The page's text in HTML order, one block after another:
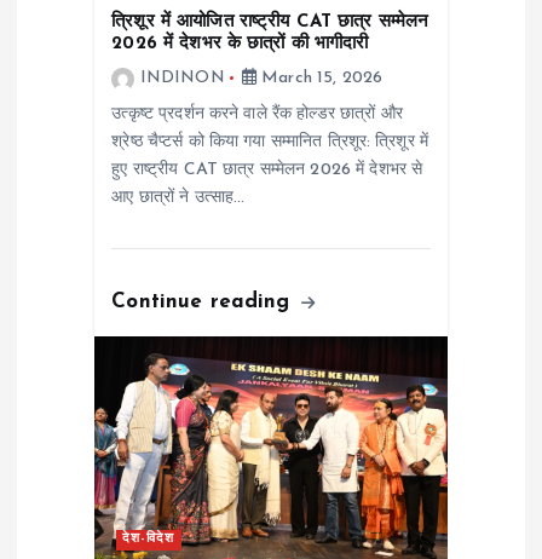
त्रिशूर में आयोजित राष्ट्रीय CAT छात्र सम्मेलन
2026 में देशभर के छात्रों की भागीदारी
INDINON
March 15, 2026
उत्कृष्ट प्रदर्शन करने वाले रैंक होल्डर छात्रों और
श्रेष्ठ चैप्टर्स को किया गया सम्मानित त्रिशूर: त्रिशूर में
हुए राष्ट्रीय CAT छात्र सम्मेलन 2026 में देशभर से
आए छात्रों ने उत्साह…
Continue reading
देश-विदेश